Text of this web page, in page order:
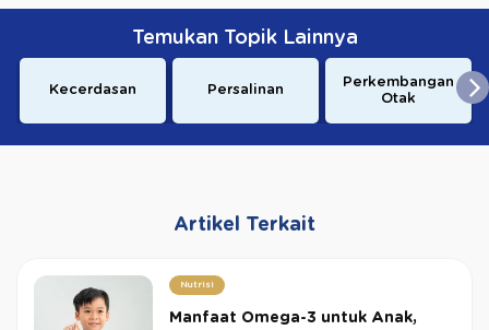
Temukan Topik Lainnya
Kecerdasan Persalinan
Perkembangan
Otak
Artikel Terkait
Nutrisi
Manfaat Omega-3 untuk Anak,